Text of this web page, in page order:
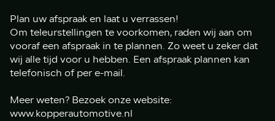
Plan uw afspraak en laat u verrassen!
Om teleurstellingen te voorkomen, raden wij aan om
vooraf een afspraak in te plannen. Zo weet u zeker dat
wij alle tijd voor u hebben. Een afspraak plannen kan
telefonisch of per e-mail.
Meer weten? Bezoek onze website:
www.kopperautomotive.nl